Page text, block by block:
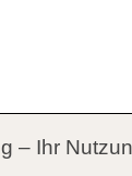
– Ihr